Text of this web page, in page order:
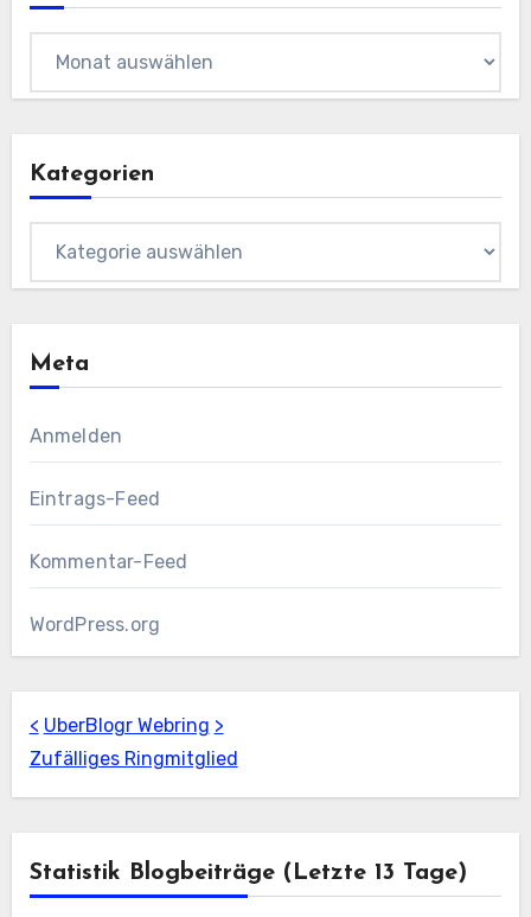
Kategorien
Meta
Anmelden
Eintrags-Feed
Kommentar-Feed
WordPress.org
< UberBlogr Webring >
Zufälliges Ringmitglied
Statistik Blogbeiträge (letzte 13 Tage)